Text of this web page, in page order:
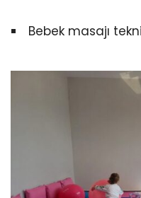
Bebek masajı